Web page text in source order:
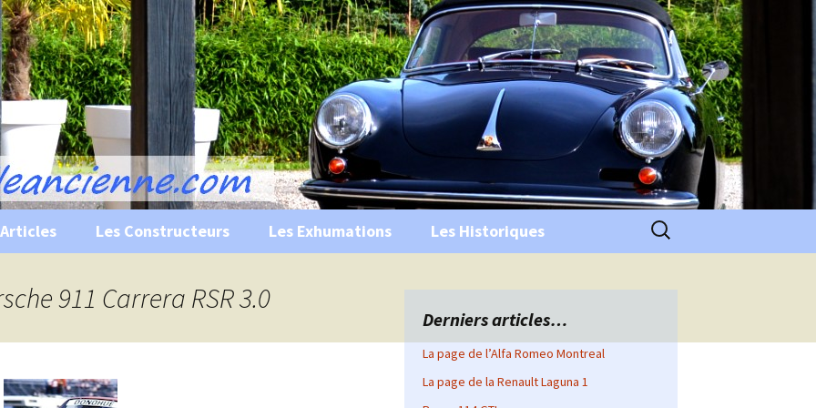
Ancienne
historiques …
Les Constructeurs Les Exhumations Les Historiques Rechercher :
911 Carrera RSR 3.0
Derniers articles…
La page de l’Alfa Romeo Montreal
La page de la Renault Laguna 1